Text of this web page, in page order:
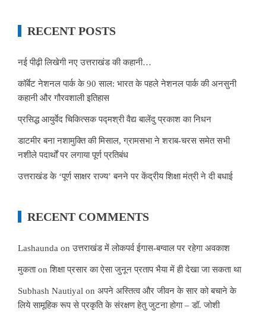
RECENT POSTS
नई पीढ़ी लिखेगी नए उत्तराखंड की कहानी…
कॉर्बेट नेशनल पार्क के 90 साल: भारत के पहले नेशनल पार्क की अनसुनी
कहानी और गौरवशाली इतिहास
प्रसिद्ध आयुर्वेद चिकित्सक पद्मश्री वैद्य बालेंदु प्रकाश का निधन
डाटमीर बना नशामुक्ति की मिसाल, ग्रामसभा ने शराब-चरस समेत सभी
नशीले पदार्थों पर लगाया पूर्ण प्रतिबंध
उत्तराखंड के ‘पूर्ण साक्षर राज्य’ बनने पर केंद्रीय शिक्षा मंत्री ने दी बधाई
RECENT COMMENTS
Lashaunda onउत्तराखंड में लोकपर्व ईगास-बग्वाल पर रहेगा अवकाश
मुकताonशिक्षा प्रसार का ऐसा जुनून प्रताप भैया में ही देखा जा सकता था
Subhash Nautiyal on अपने अस्तित्व और जीवन के सार को बचाने के
लिये सामूहिक रूप से प्रकृति के संरक्षण हेतु जुटना होगा – डॉ. जोशी